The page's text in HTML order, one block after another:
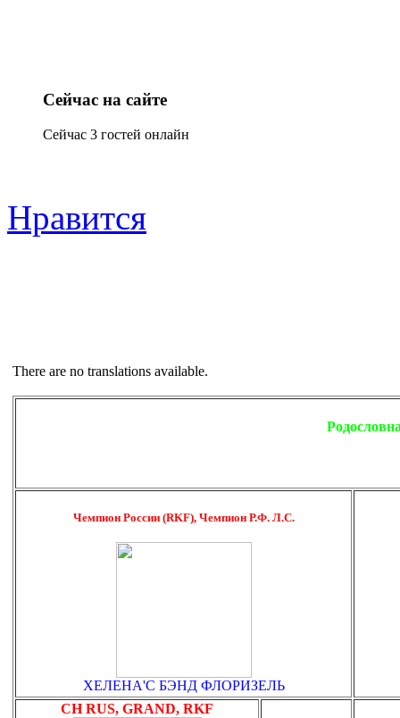
Сейчас на сайте
Сейчас 3 гостей онлайн
Нравится
There are no translations available.
Чемпион России (RKF), Чемпион Р.Ф. Л.С.
ХЕЛЕНА'С БЭНД ФЛОРИЗЕЛЬ
CH RUS, GRAND, RKF